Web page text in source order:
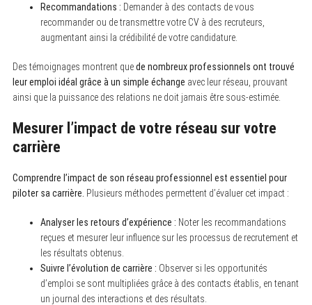
Recommandations : Demander à des contacts de vous
recommander ou de transmettre votre CV à des recruteurs,
augmentant ainsi la crédibilité de votre candidature.
Des témoignages montrent quede nombreux professionnels ont trouvé
leur emploi idéal grâce à un simple échange avec leur réseau, prouvant
ainsi que la puissance des relations ne doit jamais être sous-estimée.
Mesurer l’impact de votre réseau sur votre
carrière
Comprendre l’impact de son réseau professionnel est essentiel pour
piloter sa carrière. Plusieurs méthodes permettent d’évaluer cet impact :
Analyser les retours d’expérience : Noter les recommandations
reçues et mesurer leur influence sur les processus de recrutement et
les résultats obtenus.
Suivre l’évolution de carrière : Observer si les opportunités
d’emploi se sont multipliées grâce à des contacts établis, en tenant
un journal des interactions et des résultats.